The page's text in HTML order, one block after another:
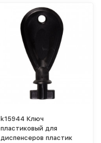
k15944 Ключ
пластиковый для
диспенсеров пластик